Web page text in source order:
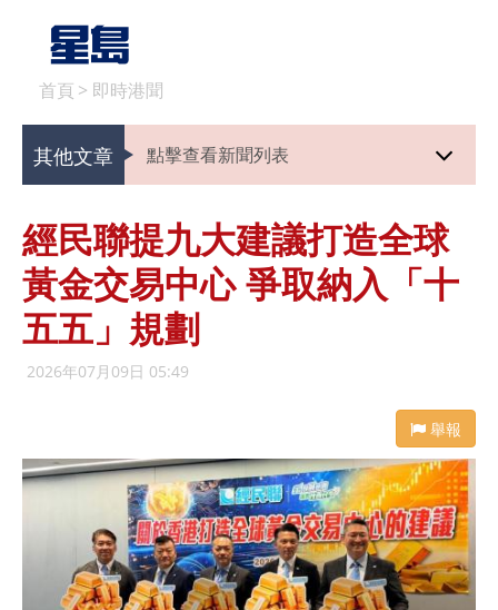
首頁 > 即時港聞
其他文章 點擊查看新聞列表
經民聯提九大建議打造全球
黃金交易中心 爭取納入「十
五五」規劃
2026年07月09日 05:49
舉報